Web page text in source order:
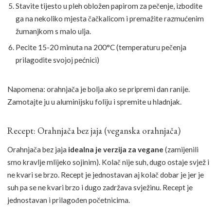
Stavite tijesto u pleh obložen papirom za pečenje, izbodite
ga na nekoliko mjesta čačkalicom i premažite razmućenim
žumanjkom s malo ulja.
Pecite 15-20 minuta na 200°C (temperaturu pečenja
prilagodite svojoj pećnici)
Napomena: orahnjača je bolja ako se pripremi dan ranije.
Zamotajte ju u aluminijsku foliju i spremite u hladnjak.
Recept: Orahnjača bez jaja (veganska orahnjača)
Orahnjača bez jaja idealna je verzija za vegane (zamijenili
smo kravlje mlijeko sojinim). Kolač nije suh, dugo ostaje svjež i
ne kvari se brzo. Recept je jednostavan aj kolač dobar je jer je
suh pa se ne kvari brzo i dugo zadržava svježinu. Recept je
jednostavan i prilagođen početnicima.